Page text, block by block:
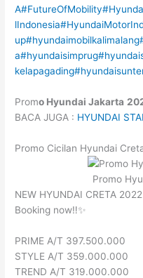
A#FutureOfMobility
lIndonesia
up#hyundaimobilkalimalang
a#hyundaisimprug
kelapagading
Promo Hyundai Jakarta
BACA JUGA : HYUNDAI
Promo Cicilan Hyundai
Promo
NEW HYUNDAI CRETA 2022
Booking now‼️✨
PRIME A/T 397.500.000
STYLE A/T 359.000.000
TREND A/T 319.000.000